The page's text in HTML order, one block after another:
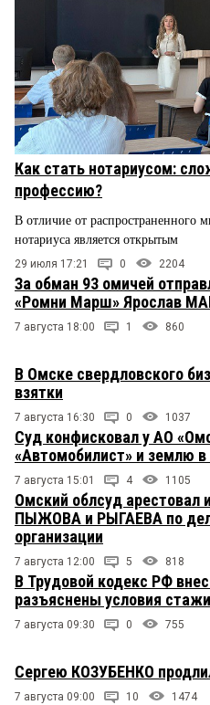
Как стать нотариусом:
профессию?
В отличие от распространенного
нотариуса является открытым
29 июля 17:21 0 2204
За обман 93 омичей
«Ромни Марш» Ярослав
7 августа 18:00 1 860
В Омске свердловского
взятки
7 августа 16:30 0 1037
Суд конфисковал у АО
«Автомобилист» и землю в
7 августа 15:01 4 1105
Омский облсуд арестовал
ПЫЖОВА и РЫГАЕВА по
организации
7 августа 12:00 5 818
В Трудовой кодекс РФ
разъяснены условия
7 августа 09:30 0 755
Сергею КОЗУБЕНКО
7 августа 09:00 10 1474